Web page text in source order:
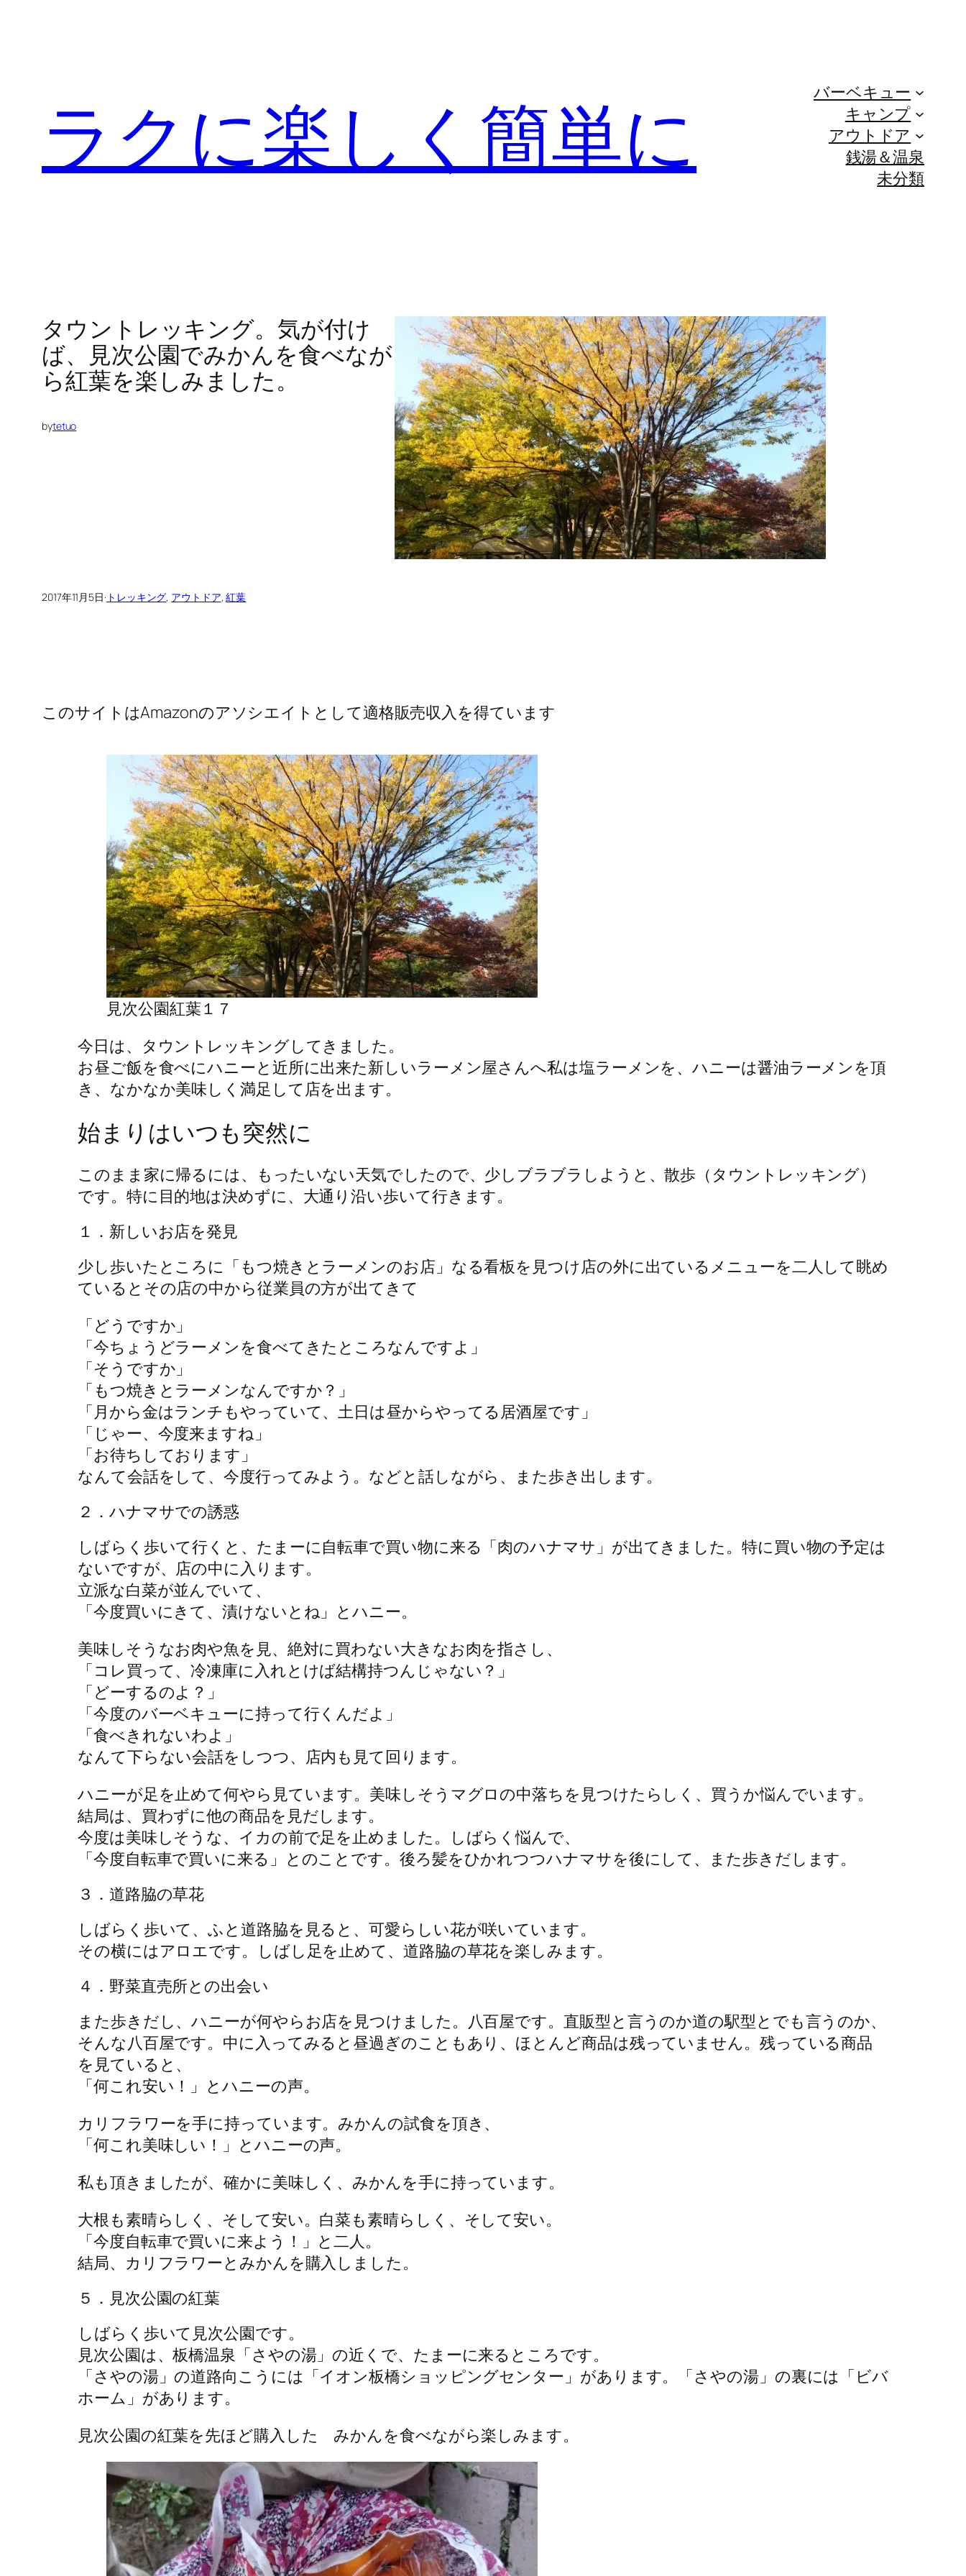
ラクに楽しく簡単に
バーベキュー
キャンプ
アウトドア
銭湯＆温泉
未分類
タウントレッキング。気が付け
ば、見次公園でみかんを食べなが
ら紅葉を楽しみました。
bytetuo
2017年11月5日· トレッキング, アウトドア, 紅葉
このサイトはAmazonのアソシエイトとして適格販売収入を得ています
見次公園紅葉１７
今日は、タウントレッキングしてきました。
お昼ご飯を食べにハニーと近所に出来た新しいラーメン屋さんへ私は塩ラーメンを、ハニーは醤油ラーメンを頂
き、なかなか美味しく満足して店を出ます。
始まりはいつも突然に
このまま家に帰るには、もったいない天気でしたので、少しブラブラしようと、散歩（タウントレッキング）
です。特に目的地は決めずに、大通り沿い歩いて行きます。
１．新しいお店を発見
少し歩いたところに「もつ焼きとラーメンのお店」なる看板を見つけ店の外に出ているメニューを二人して眺め
ているとその店の中から従業員の方が出てきて
「どうですか」
「今ちょうどラーメンを食べてきたところなんですよ」
「そうですか」
「もつ焼きとラーメンなんですか？」
「月から金はランチもやっていて、土日は昼からやってる居酒屋です」
「じゃー、今度来ますね」
「お待ちしております」
なんて会話をして、今度行ってみよう。などと話しながら、また歩き出します。
２．ハナマサでの誘惑
しばらく歩いて行くと、たまーに自転車で買い物に来る「肉のハナマサ」が出てきました。特に買い物の予定は
ないですが、店の中に入ります。
立派な白菜が並んでいて、
「今度買いにきて、漬けないとね」とハニー。
美味しそうなお肉や魚を見、絶対に買わない大きなお肉を指さし、
「コレ買って、冷凍庫に入れとけば結構持つんじゃない？」
「どーするのよ？」
「今度のバーベキューに持って行くんだよ」
「食べきれないわよ」
なんて下らない会話をしつつ、店内も見て回ります。
ハニーが足を止めて何やら見ています。美味しそうマグロの中落ちを見つけたらしく、買うか悩んでいます。
結局は、買わずに他の商品を見だします。
今度は美味しそうな、イカの前で足を止めました。しばらく悩んで、
「今度自転車で買いに来る」とのことです。後ろ髪をひかれつつハナマサを後にして、また歩きだします。
３．道路脇の草花
しばらく歩いて、ふと道路脇を見ると、可愛らしい花が咲いています。
その横にはアロエです。しばし足を止めて、道路脇の草花を楽しみます。
４．野菜直売所との出会い
また歩きだし、ハニーが何やらお店を見つけました。八百屋です。直販型と言うのか道の駅型とでも言うのか、
そんな八百屋です。中に入ってみると昼過ぎのこともあり、ほとんど商品は残っていません。残っている商品
を見ていると、
「何これ安い！」とハニーの声。
カリフラワーを手に持っています。みかんの試食を頂き、
「何これ美味しい！」とハニーの声。
私も頂きましたが、確かに美味しく、みかんを手に持っています。
大根も素晴らしく、そして安い。白菜も素晴らしく、そして安い。
「今度自転車で買いに来よう！」と二人。
結局、カリフラワーとみかんを購入しました。
５．見次公園の紅葉
しばらく歩いて見次公園です。
見次公園は、板橋温泉「さやの湯」の近くで、たまーに来るところです。
「さやの湯」の道路向こうには「イオン板橋ショッピングセンター」があります。「さやの湯」の裏には「ビバ
ホーム」があります。
見次公園の紅葉を先ほど購入した みかんを食べながら楽しみます。